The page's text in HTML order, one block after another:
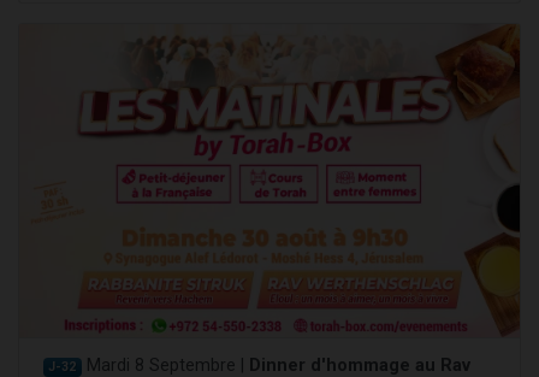
J-32 Mardi 8 Septembre |
Dinner d'hommage au Rav